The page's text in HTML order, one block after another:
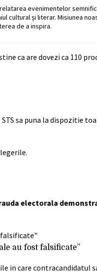
evenimentelor
cultural și literar. Misiunea
de a inspira.
ca are dovezi ca 110
sa puna la dispozitie
electorala
au fost falsificate”
in care contracandidatul